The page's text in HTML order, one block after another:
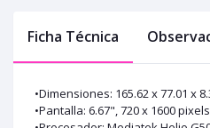
Ficha Técnica
•Dimensiones: 165.62 x 77.01 x
•Pantalla: 6.67", 720 x 1600 pixels